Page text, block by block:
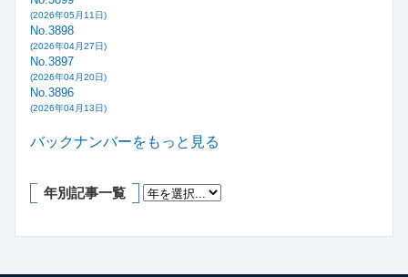
(2026年05月11日)
No.3898
(2026年04月27日)
No.3897
(2026年04月20日)
No.3896
(2026年04月13日)
バックナンバーをもっと見る
年別記事一覧